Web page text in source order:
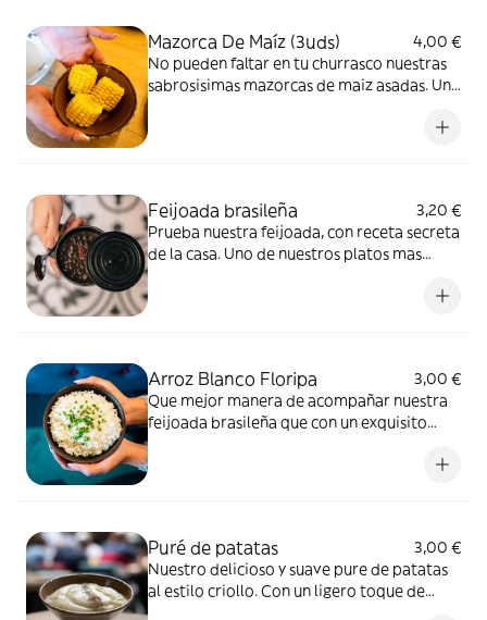
Mazorca De Maíz (3uds)
4,00 €
No pueden faltar en tu churrasco nuestras
sabrosisimas mazorcas de maiz asadas. Un
Feijoada brasileña
3,20 €
Prueba nuestra feijoada, con receta secreta
de la casa. Uno de nuestros platos mas
Arroz Blanco Floripa
3,00 €
Que mejor manera de acompañar nuestra
feijoada brasileña que con un exquisito
Puré de patatas
3,00 €
Nuestro delicioso y suave pure de patatas
al estilo criollo. Con un ligero toque de